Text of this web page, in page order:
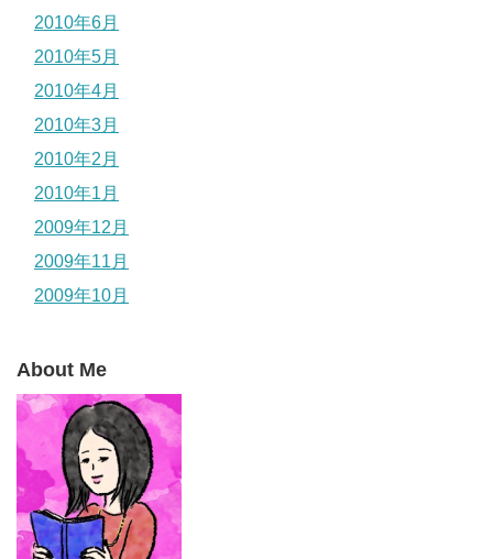
2010年6月
2010年5月
2010年4月
2010年3月
2010年2月
2010年1月
2009年12月
2009年11月
2009年10月
About Me